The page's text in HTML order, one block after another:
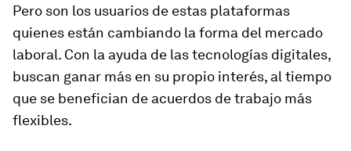
Pero son los usuarios de estas plataformas
quienes están cambiando la forma del mercado
laboral. Con la ayuda de las tecnologías digitales,
buscan ganar más en su propio interés, al tiempo
que se benefician de acuerdos de trabajo más
flexibles.